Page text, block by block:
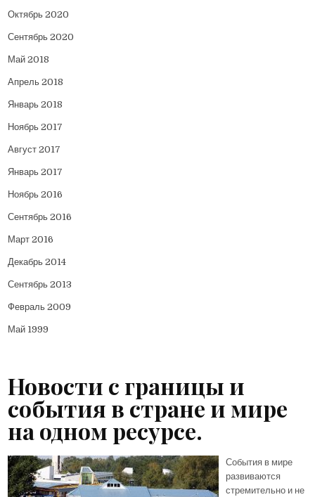
Октябрь 2020
Сентябрь 2020
Май 2018
Апрель 2018
Январь 2018
Ноябрь 2017
Август 2017
Январь 2017
Ноябрь 2016
Сентябрь 2016
Март 2016
Декабрь 2014
Сентябрь 2013
Февраль 2009
Май 1999
Новости с границы и
события в стране и мире
на одном ресурсе.
События в мире
развиваются
стремительно и не